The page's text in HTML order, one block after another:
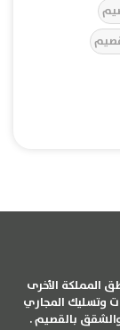
المملكة الأخرى
وتسليك المجاري
بالقصيم .